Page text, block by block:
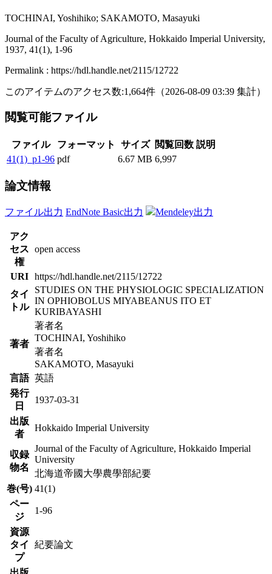
TOCHINAI, Yoshihiko; SAKAMOTO, Masayuki
Journal of the Faculty of Agriculture, Hokkaido Imperial University,
1937, 41(1), 1-96
Permalink : https://hdl.handle.net/2115/12722
このアイテムのアクセス数:1,664件 （2026-08-09 03:39 集計）
閲覧可能ファイル
ファイル フォーマット サイズ 閲覧回数 説明
41(1)_p1-96 pdf 6.67 MB 6,997
論文情報
ファイル出力 EndNote Basic出力 Mendeley出力
アク
セス
権
open access
URI https://hdl.handle.net/2115/12722
タイ
トル
STUDIES ON THE PHYSIOLOGIC SPECIALIZATION
IN OPHIOBOLUS MIYABEANUS ITO ET
KURIBAYASHI
著者
著者名
TOCHINAI, Yoshihiko
著者名
SAKAMOTO, Masayuki
言語 英語
発行
日
1937-03-31
出版
者
Hokkaido Imperial University
収録
物名
Journal of the Faculty of Agriculture, Hokkaido Imperial
University
北海道帝國大學農學部紀要
巻(号) 41(1)
ペー
ジ
1-96
資源
タイ
プ
紀要論文